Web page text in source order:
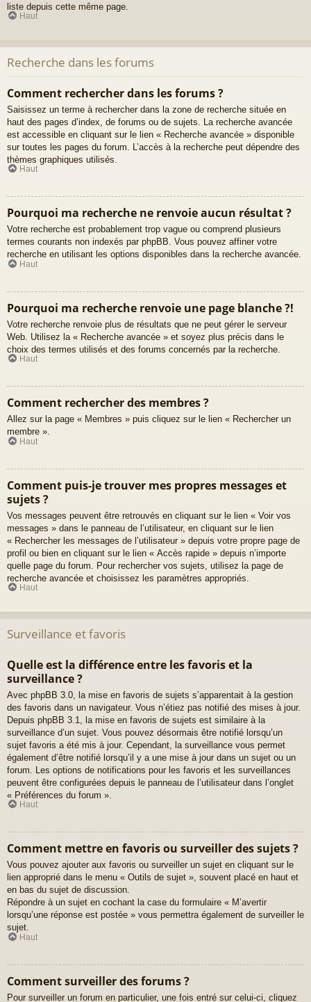
liste depuis cette même page.
Haut
Recherche dans les forums
Comment rechercher dans les forums ?
Saisissez un terme à rechercher dans la zone de recherche située en
haut des pages d’index, de forums ou de sujets. La recherche avancée
est accessible en cliquant sur le lien « Recherche avancée » disponible
sur toutes les pages du forum. L’accès à la recherche peut dépendre des
thèmes graphiques utilisés.
Haut
Pourquoi ma recherche ne renvoie aucun résultat ?
Votre recherche est probablement trop vague ou comprend plusieurs
termes courants non indexés par phpBB. Vous pouvez affiner votre
recherche en utilisant les options disponibles dans la recherche avancée.
Haut
Pourquoi ma recherche renvoie une page blanche ?!
Votre recherche renvoie plus de résultats que ne peut gérer le serveur
Web. Utilisez la « Recherche avancée » et soyez plus précis dans le
choix des termes utilisés et des forums concernés par la recherche.
Haut
Comment rechercher des membres ?
Allez sur la page « Membres » puis cliquez sur le lien « Rechercher un
membre ».
Haut
Comment puis-je trouver mes propres messages et
sujets ?
Vos messages peuvent être retrouvés en cliquant sur le lien « Voir vos
messages » dans le panneau de l’utilisateur, en cliquant sur le lien
« Rechercher les messages de l’utilisateur » depuis votre propre page de
profil ou bien en cliquant sur le lien « Accès rapide » depuis n’importe
quelle page du forum. Pour rechercher vos sujets, utilisez la page de
recherche avancée et choisissez les paramètres appropriés.
Haut
Surveillance et favoris
Quelle est la différence entre les favoris et la
surveillance ?
Avec phpBB 3.0, la mise en favoris de sujets s’apparentait à la gestion
des favoris dans un navigateur. Vous n’étiez pas notifié des mises à jour.
Depuis phpBB 3.1, la mise en favoris de sujets est similaire à la
surveillance d’un sujet. Vous pouvez désormais être notifié lorsqu’un
sujet favoris a été mis à jour. Cependant, la surveillance vous permet
également d’être notifié lorsqu’il y a une mise à jour dans un sujet ou un
forum. Les options de notifications pour les favoris et les surveillances
peuvent être configurées depuis le panneau de l’utilisateur dans l’onglet
« Préférences du forum ».
Haut
Comment mettre en favoris ou surveiller des sujets ?
Vous pouvez ajouter aux favoris ou surveiller un sujet en cliquant sur le
lien approprié dans le menu « Outils de sujet », souvent placé en haut et
en bas du sujet de discussion.
Répondre à un sujet en cochant la case du formulaire « M’avertir
lorsqu’une réponse est postée » vous permettra également de surveiller le
sujet.
Haut
Comment surveiller des forums ?
Pour surveiller un forum en particulier, une fois entré sur celui-ci, cliquez